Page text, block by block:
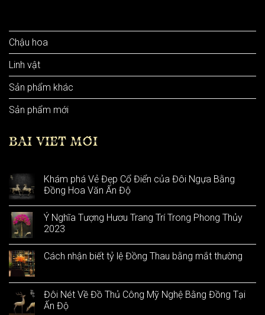
Chậu hoa
Linh vật
Sản phẩm khác
Sản phẩm mới
BÀI VIẾT MỚI
Khám phá Vẻ Đẹp Cổ Điển của Đôi Ngựa Bằng
Đồng Hoa Văn Ấn Độ
Ý Nghĩa Tượng Hươu Trang Trí Trong Phong Thủy
2023
Cách nhận biết tỷ lệ Đồng Thau bằng mắt thường
Đôi Nét Về Đồ Thủ Công Mỹ Nghệ Bằng Đồng Tại
Ấn Độ